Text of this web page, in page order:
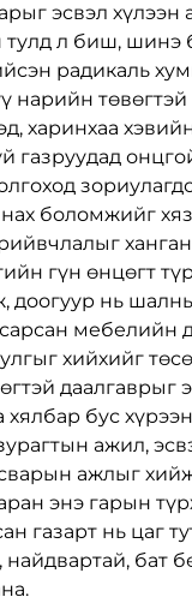
эсвэл хүлээн
л биш, шинэ
радикаль
нарийн төвөгтэй
харинхаа
газруудад
боломжийг
гүн өнцөгт
доогуур нь
мебелийн
хийхийг
даалгаврыг
хялбар бус
ажил,
ажлыг
энэ гарын
газарт нь цаг
бат